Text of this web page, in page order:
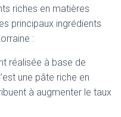
riches en matières
principaux ingrédients
:
réalisée à base de
une pâte riche en
à augmenter le taux